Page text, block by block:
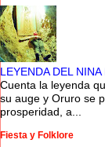
LEYENDA DEL NINA
Cuenta la leyenda
su auge y Oruro se
prosperidad, a...
Fiesta y Folklore